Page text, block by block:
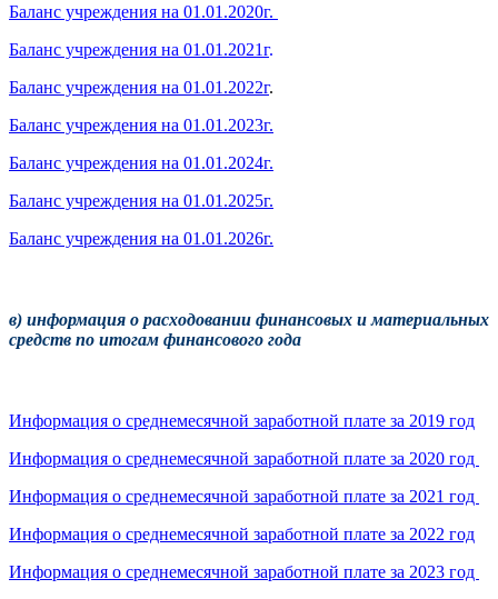
Баланс учреждения на 01.01.2020г.
Баланс учреждения на 01.01.2021г.
Баланс учреждения на 01.01.2022г.
Баланс учреждения на 01.01.2023г.
Баланс учреждения на 01.01.2024г.
Баланс учреждения на 01.01.2025г.
Баланс учреждения на 01.01.2026г.
в) информация о расходовании финансовых и материальных
средств по итогам финансового года
Информация о среднемесячной заработной плате за 2019 год
Информация о среднемесячной заработной плате за 2020 год
Информация о среднемесячной заработной плате за 2021 год
Информация о среднемесячной заработной плате за 2022 год
Информация о среднемесячной заработной плате за 2023 год